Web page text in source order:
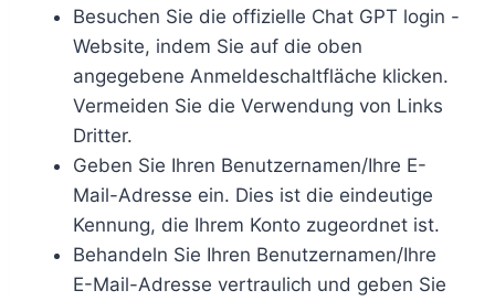
Besuchen Sie die offizielle Chat GPT login -
Website, indem Sie auf die oben
angegebene Anmeldeschaltfläche klicken.
Vermeiden Sie die Verwendung von Links
Dritter.
Geben Sie Ihren Benutzernamen/Ihre E-
Mail-Adresse ein. Dies ist die eindeutige
Kennung, die Ihrem Konto zugeordnet ist.
Behandeln Sie Ihren Benutzernamen/Ihre
E-Mail-Adresse vertraulich und geben Sie